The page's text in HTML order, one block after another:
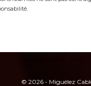
© 2026 - Miguélez